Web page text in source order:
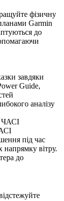
фізичну
Garmin
до
завдяки
Guide,
аналізу
під час
напрямку вітру.
до